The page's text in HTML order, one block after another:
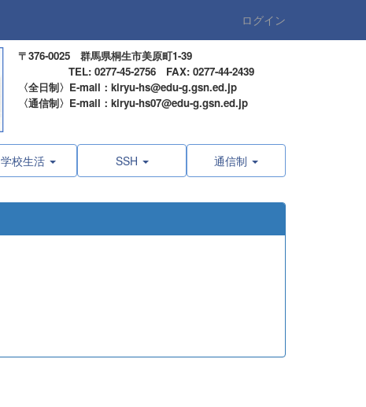
ログイン
〒376-0025 群馬県桐生市美原町1-39
TEL: 0277-45-2756 FAX: 0277-44-2439
〈全日制〉E-mail：kiryu-hs@edu-g.gsn.ed.jp
〈通信制〉E-mail：kiryu-hs07@edu-g.gsn.ed.jp
学校生活 SSH 通信制